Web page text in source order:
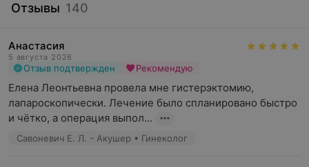
Отзывы 140
Анастасия
5 августа 2026
Отзыв подтвержден Рекомендую
Елена Леонтьевна провела мне гистерэктомию,
лапароскопически. Лечение было спланировано быстро
и чётко, а операция выпол...
Савоневич Е. Л. - Акушер • Гинеколог